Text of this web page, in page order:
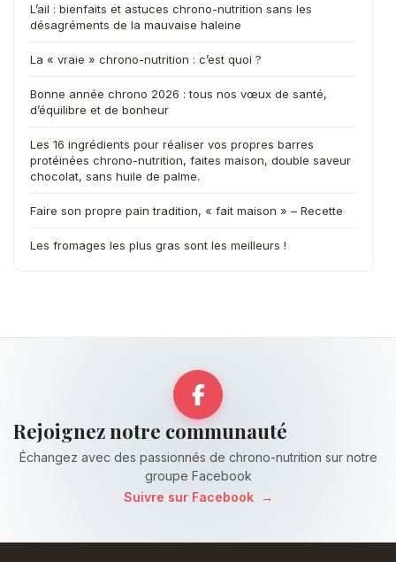
L’ail : bienfaits et astuces chrono-nutrition sans les
désagréments de la mauvaise haleine
La « vraie » chrono-nutrition : c’est quoi ?
Bonne année chrono 2026 : tous nos vœux de santé,
d’équilibre et de bonheur
Les 16 ingrédients pour réaliser vos propres barres
protéinées chrono-nutrition, faites maison, double saveur
chocolat, sans huile de palme.
Faire son propre pain tradition, « fait maison » – Recette
Les fromages les plus gras sont les meilleurs !
Rejoignez notre communauté
Échangez avec des passionnés de chrono-nutrition sur notre
groupe Facebook
Suivre sur Facebook
→